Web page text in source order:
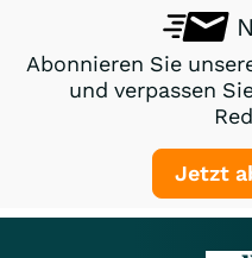
Abonnieren Sie
und verpassen
Jetzt